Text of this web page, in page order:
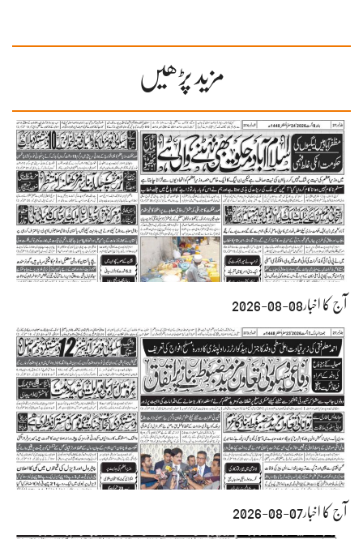
مزید پڑھیں
آج کا اخبار08-08-2026
آج کا اخبار07-08-2026